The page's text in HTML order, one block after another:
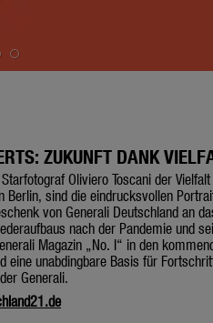
ZUKUNFT DANK
Oliviero Toscani der
sind die eindrucksvollen
von Generali Deutschland an
nach der Pandemie und
Magazin „No. I“ in den
eine unabdingbare Basis für
Generali.